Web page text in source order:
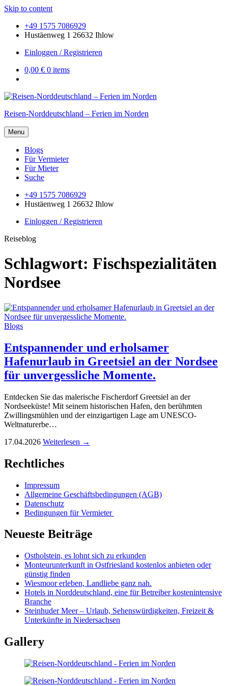
Skip to content
+49 1575 7086929
Hustäenweg 1 26632 Ihlow
Einloggen / Registrieren
0,00 € 0 items
Reisen-Norddeutschland – Ferien im Norden
Menu
Blogs
Für Vermieter
Für Mieter
Suche
+49 1575 7086929
Hustäenweg 1 26632 Ihlow
Einloggen / Registrieren
Reiseblog
Schlagwort: Fischspezialitäten
Nordsee
Blogs
Entspannender und erholsamer
Hafenurlaub in Greetsiel an der Nordsee
für unvergessliche Momente.
Entdecken Sie das malerische Fischerdorf Greetsiel an der
Nordseeküste! Mit seinem historischen Hafen, den berühmten
Zwillingsmühlen und der einzigartigen Lage am UNESCO-
Weltnaturerbe…
17.04.2026 Weiterlesen →
Rechtliches
Impressum
Allgemeine Geschäftsbedingungen (AGB)
Datenschutz
Bedingungen für Vermieter
Neueste Beiträge
Ostholstein, es lohnt sich zu erkunden
Monteurunterkunft in Ostfriesland kostenlos anbieten oder
günstig finden
Wiesmoor erleben, Landliebe ganz nah.
Hotels in Norddeutschland, eine für Betreiber kostenintensive
Branche
Steinhuder Meer – Urlaub, Sehenswürdigkeiten, Freizeit &
Unterkünfte in Niedersachsen
Gallery